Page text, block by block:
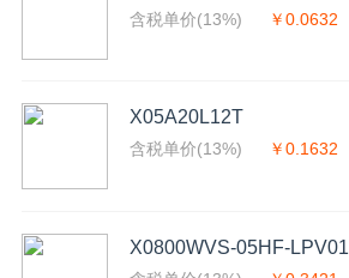
含税单价(13%) ￥0.0632
X05A20L12T
含税单价(13%) ￥0.1632
X0800WVS-05HF-LPV01